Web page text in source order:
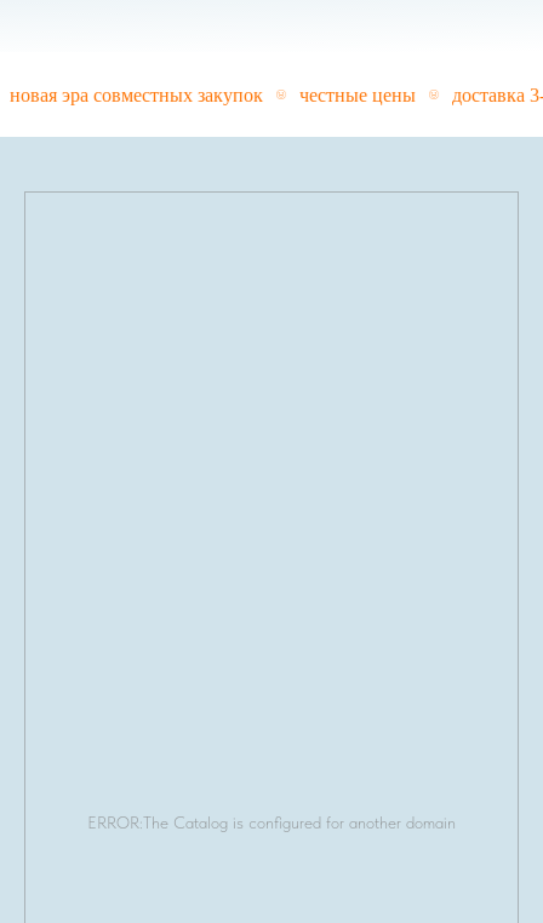
эра совместных закупок честные цены доставка
ERROR:The Catalog is configured for another domain